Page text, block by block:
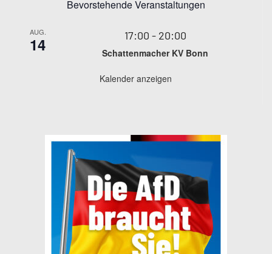
Bevorstehende Veranstaltungen
AUG.
14 17:00 - 20:00
Schattenmacher KV Bonn
Kalender anzeigen